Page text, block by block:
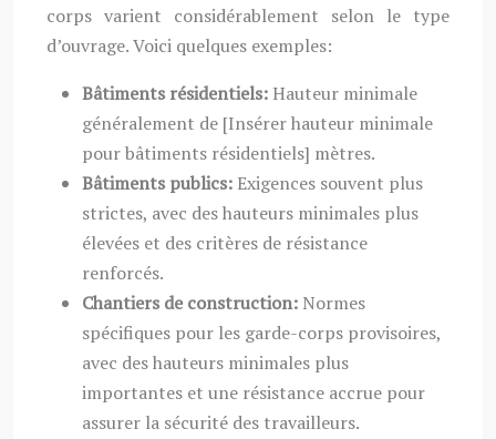
corps varient considérablement selon le type
d’ouvrage. Voici quelques exemples:
Bâtiments résidentiels: Hauteur minimale
généralement de [Insérer hauteur minimale
pour bâtiments résidentiels] mètres.
Bâtiments publics: Exigences souvent plus
strictes, avec des hauteurs minimales plus
élevées et des critères de résistance
renforcés.
Chantiers de construction: Normes
spécifiques pour les garde-corps provisoires,
avec des hauteurs minimales plus
importantes et une résistance accrue pour
assurer la sécurité des travailleurs.